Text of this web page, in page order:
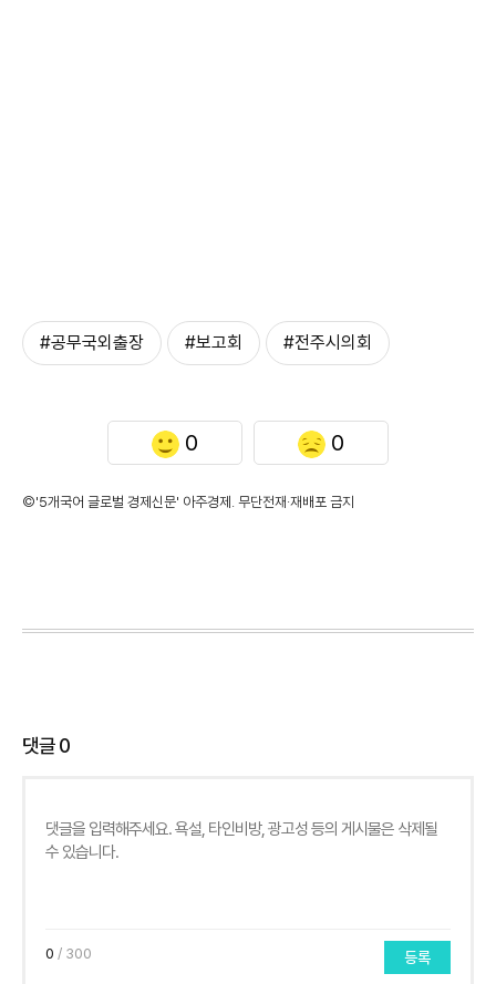
#공무국외출장 #보고회 #전주시의회
0 0
©'5개국어 글로벌 경제신문' 아주경제. 무단전재·재배포 금지
댓글0
0 / 300 등록